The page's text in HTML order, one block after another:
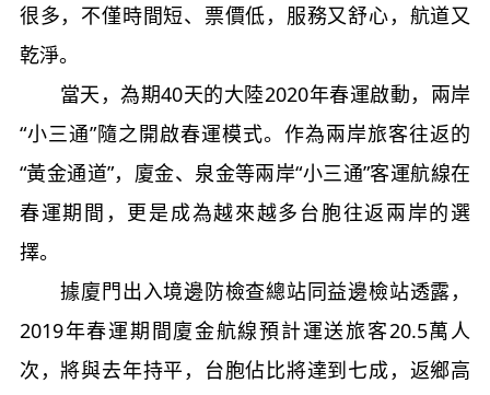
很多，不僅時間短、票價低，服務又舒心，航道又
乾淨。
當天，為期40天的大陸2020年春運啟動，兩岸
“小三通”隨之開啟春運模式。作為兩岸旅客往返的
“黃金通道”，廈金、泉金等兩岸“小三通”客運航線在
春運期間，更是成為越來越多台胞往返兩岸的選
擇。
據廈門出入境邊防檢查總站同益邊檢站透露，
2019年春運期間廈金航線預計運送旅客20.5萬人
次，將與去年持平，台胞佔比將達到七成，返鄉高